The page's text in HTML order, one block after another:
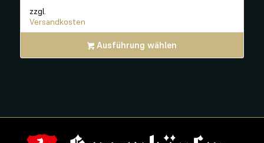
zzgl.
Versandkosten
Ausführung wählen